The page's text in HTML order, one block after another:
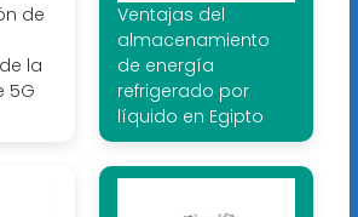
de
la
5G
Ventajas del
almacenamiento
de energía
refrigerado por
líquido en Egipto